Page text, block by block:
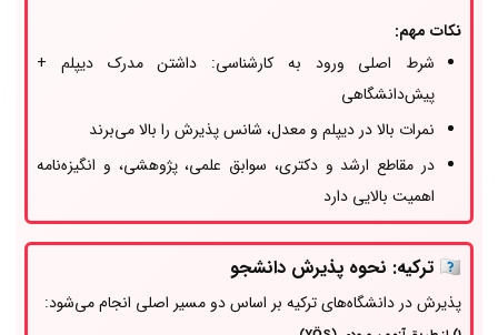
نکات مهم:
شرط اصلی ورود به کارشناسی: داشتن مدرک دیپلم +
پیش‌دانشگاهی
نمرات بالا در دیپلم و معدل، شانس پذیرش را بالا می‌برند
در مقاطع ارشد و دکتری، سوابق علمی، پژوهشی، و انگیزه‌نامه
اهمیت بالایی دارد
🇹🇷 ترکیه: نحوه پذیرش دانشجو
پذیرش در دانشگاه‌های ترکیه بر اساس دو مسیر اصلی انجام می‌شود: